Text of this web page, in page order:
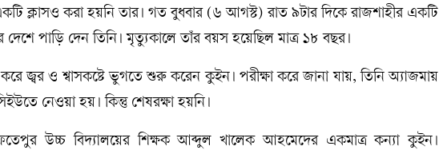
ক্লাসও করা হয়নি তার। গত বুধবার (৬ আগস্ট) রাত ৯টার দিকে রাজশাহীর একটি
দেশে পাড়ি দেন তিনি। মৃত্যুকালে তাঁর বয়স হয়েছিল মাত্র ১৮ বছর।
জ্বর ও শ্বাসকষ্টে ভুগতে শুরু করেন কুইন। পরীক্ষা করে জানা যায়, তিনি অ্যাজমায়
নেওয়া হয়। কিন্তু শেষরক্ষা হয়নি।
উচ্চ বিদ্যালয়ের শিক্ষক আব্দুল খালেক আহমেদের একমাত্র কন্যা কুইন।